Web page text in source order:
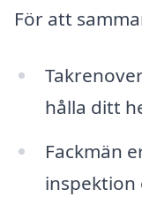
För att
hålla ditt
Fackmän